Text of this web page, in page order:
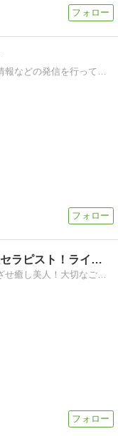
専属講師陣のブログ講習の様子やアロマ情報などの発信を行っていきます
癒しスクールでキラキラ輝く美人セラピスト！ライズ札幌
なりたい自分が見えてくるスクール。めざせ癒し美人！大切なご家族や自分自身のために。看護師セラピスト講師が貴方の夢をカタチにします！